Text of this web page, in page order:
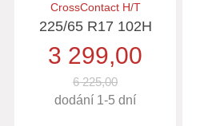
CrossContact H/T
225/65 R17 102H
3 299,00
6 225,00
dodání 1-5 dní